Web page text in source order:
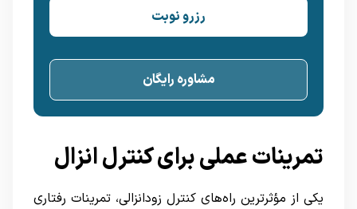
رزرو نوبت
مشاوره رایگان
تمرینات عملی برای کنترل انزال
یکی از مؤثرترین راه‌های کنترل زودانزالی، تمرینات رفتاری